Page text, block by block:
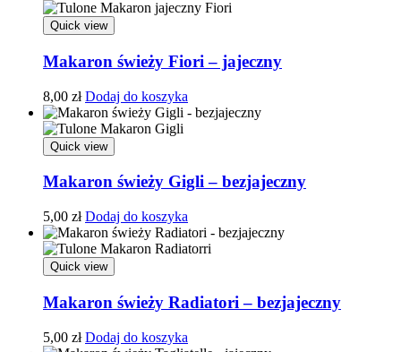
Quick view
Makaron świeży Fiori – jajeczny
8,00 zł Dodaj do koszyka
Quick view
Makaron świeży Gigli – bezjajeczny
5,00 zł Dodaj do koszyka
Quick view
Makaron świeży Radiatori – bezjajeczny
5,00 zł Dodaj do koszyka